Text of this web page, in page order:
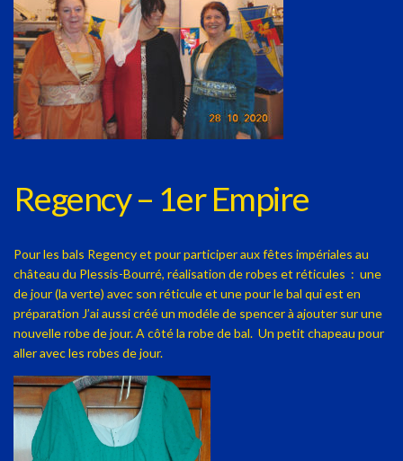
Regency – 1er Empire
Pour les bals Regency et pour participer aux fêtes impériales au
château du Plessis-Bourré, réalisation de robes et réticules : une
de jour (la verte) avec son réticule et une pour le bal qui est en
préparation J’ai aussi créé un modéle de spencer à ajouter sur une
nouvelle robe de jour. A côté la robe de bal. Un petit chapeau pour
aller avec les robes de jour.